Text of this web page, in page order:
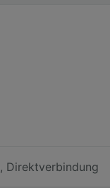
, Direktverbindung